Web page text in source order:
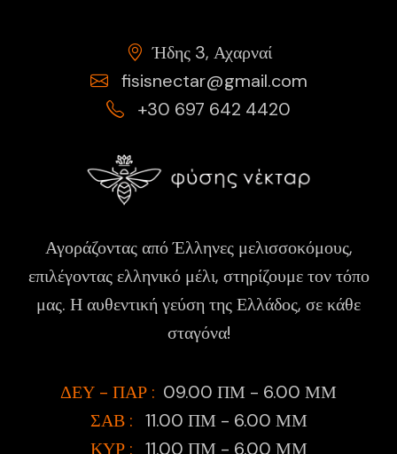
Ήδης 3, Αχαρναί
fisisnectar@gmail.com
+30 697 642 4420
Αγοράζοντας από Έλληνες μελισσοκόμους,
επιλέγοντας ελληνικό μέλι, στηρίζουμε τον τόπο
μας. Η αυθεντική γεύση της Ελλάδος, σε κάθε
σταγόνα!
ΔΕΥ - ΠΑΡ : 09.00 ΠΜ - 6.00 ΜΜ
ΣΑΒ : 11.00 ΠΜ - 6.00 ΜΜ
ΚΥΡ : 11.00 ΠΜ - 6.00 ΜΜ